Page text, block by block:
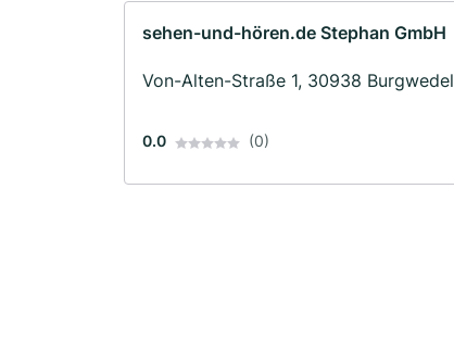
sehen-und-hören.de Stephan GmbH
Von-Alten-Straße 1, 30938 Burgwedel
0.0 (0)